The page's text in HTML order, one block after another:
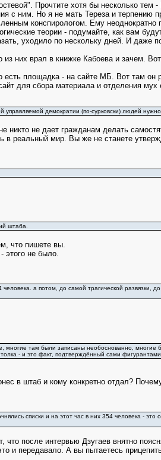
Прочтите хотя бы несколько тем
с ним. Но я не мать Тереза и терпению
конспирологом. Ему неоднократно
теории - подумайте, как вам
уходило по нескольку дней. И даже
них врал в книжке Кабоева и зачем.
площадка - на сайте МБ. Вот там он
для сбора материала и отделения мух
демократии (по-сурковски) людей
никто не дает гражданам делать
в реальный мир. Вы же не станете
штаба.
что пишете вы.
этого не было.
а потом, до самой трагической развязки,
многие там были записаны необоснованно,
- и это факт, подтверждённый сами фигурантами.
в штаб и кому конкретно отдал?
списки и на этот час в них 354 человека - это
после интервью Дзугаев внятно
и передавало. А вы пытаетесь